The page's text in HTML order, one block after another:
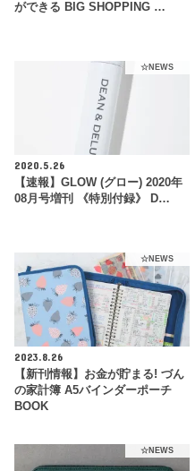
ができる BIG SHOPPING …
☆NEWS
2020.5.26
【速報】GLOW (グロー) 2020年
08月号増刊 《特別付録》 D…
☆NEWS
2023.8.26
【新刊情報】お金が貯まる! づん
の家計簿 A5バインダーポーチ
BOOK
☆NEWS